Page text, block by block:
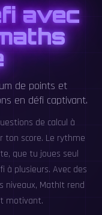
avec
de points et
en défi captivant.
de calcul à
ton score. Le rythme
que tu joues seul
à plusieurs. Avec des
niveaux, MathIt rend
motivant.